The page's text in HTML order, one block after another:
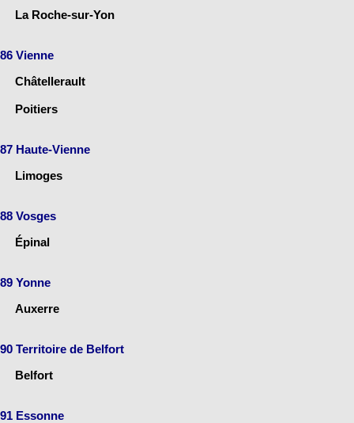
La Roche-sur-Yon
86 Vienne
Châtellerault
Poitiers
87 Haute-Vienne
Limoges
88 Vosges
Épinal
89 Yonne
Auxerre
90 Territoire de Belfort
Belfort
91 Essonne